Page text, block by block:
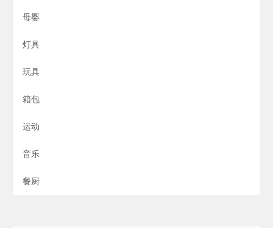
母婴
灯具
玩具
箱包
运动
音乐
餐厨